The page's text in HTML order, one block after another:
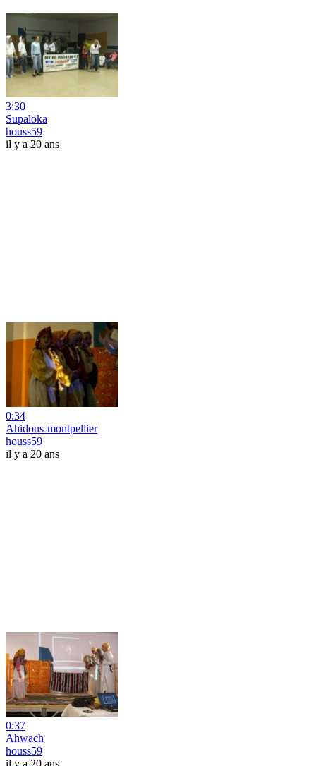
3:30
Supaloka
houss59
il y a 20 ans
0:34
Ahidous-montpellier
houss59
il y a 20 ans
0:37
Ahwach
houss59